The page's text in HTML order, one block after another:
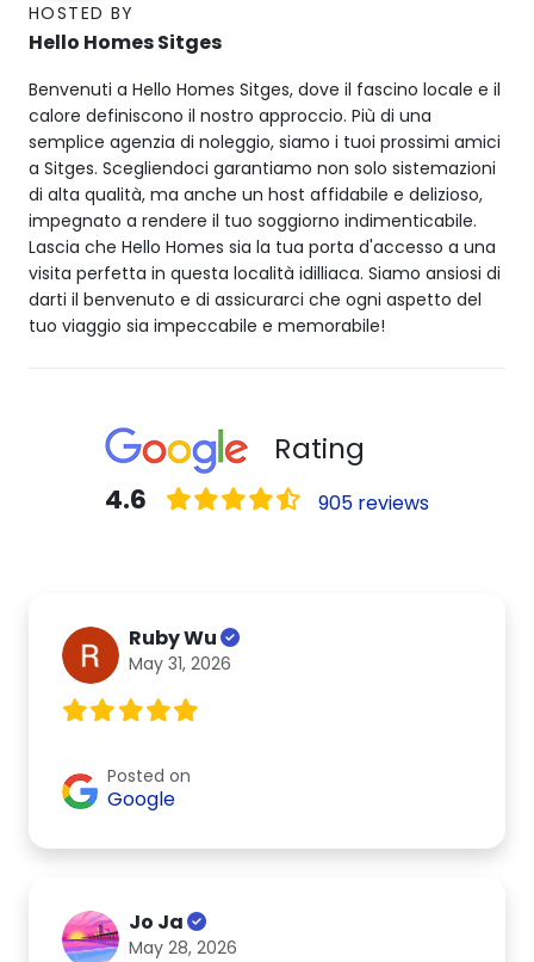
HOSTED BY
Hello Homes Sitges
Benvenuti a Hello Homes Sitges, dove il fascino locale e il
calore definiscono il nostro approccio. Più di una
semplice agenzia di noleggio, siamo i tuoi prossimi amici
a Sitges. Scegliendoci garantiamo non solo sistemazioni
di alta qualità, ma anche un host affidabile e delizioso,
impegnato a rendere il tuo soggiorno indimenticabile.
Lascia che Hello Homes sia la tua porta d'accesso a una
visita perfetta in questa località idilliaca. Siamo ansiosi di
darti il benvenuto e di assicurarci che ogni aspetto del
tuo viaggio sia impeccabile e memorabile!
Rating
4.6 905 reviews
Ruby Wu
May 31, 2026
Posted on
Google
Jo Ja
May 28, 2026